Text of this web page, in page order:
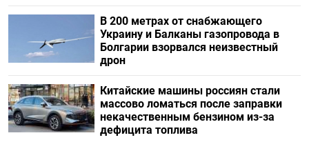
В 200 метрах от снабжающего
Украину и Балканы газопровода в
Болгарии взорвался неизвестный
дрон
Китайские машины россиян стали
массово ломаться после заправки
некачественным бензином из-за
дефицита топлива